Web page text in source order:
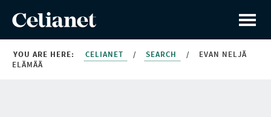
YOU ARE HERE: CELIANET / SEARCH /
EVAN NELJÄ
ELÄMÄÄ